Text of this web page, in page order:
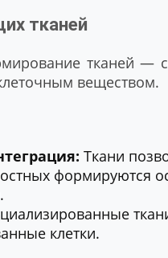
тканей
тканей —
веществом.
Ткани
формируются
клетки.